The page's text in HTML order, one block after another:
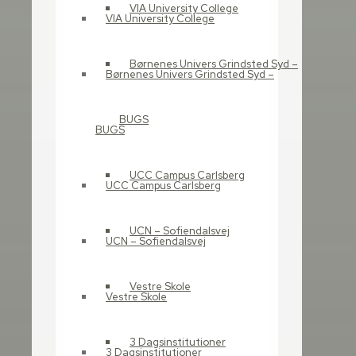
VIA University College
Børnenes Univers Grindsted Syd –
BUGS
UCC Campus Carlsberg
UCN – Sofiendalsvej
Vestre Skole
3 Dagsinstitutioner
VIA University College
Børnenes Univers Grindsted Syd –
BUGS
UCC Campus Carlsberg
UCN – Sofiendalsvej
Vestre Skole
3 Dagsinstitutioner